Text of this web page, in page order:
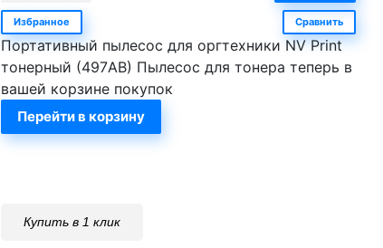
Избранное Сравнить
Портативный пылесос для оргтехники NV Print
тонерный (497AB) Пылесос для тонера теперь в
вашей корзине покупок
Перейти в корзину
Купить в 1 клик